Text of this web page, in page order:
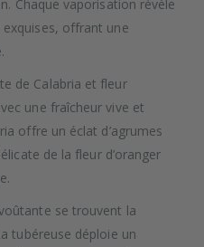
Chaque vaporisation révèle
offrant une
de Calabria et fleur
une fraîcheur vive et
offre un éclat d’agrumes
de la fleur d’oranger
se trouvent la
tubéreuse déploie un